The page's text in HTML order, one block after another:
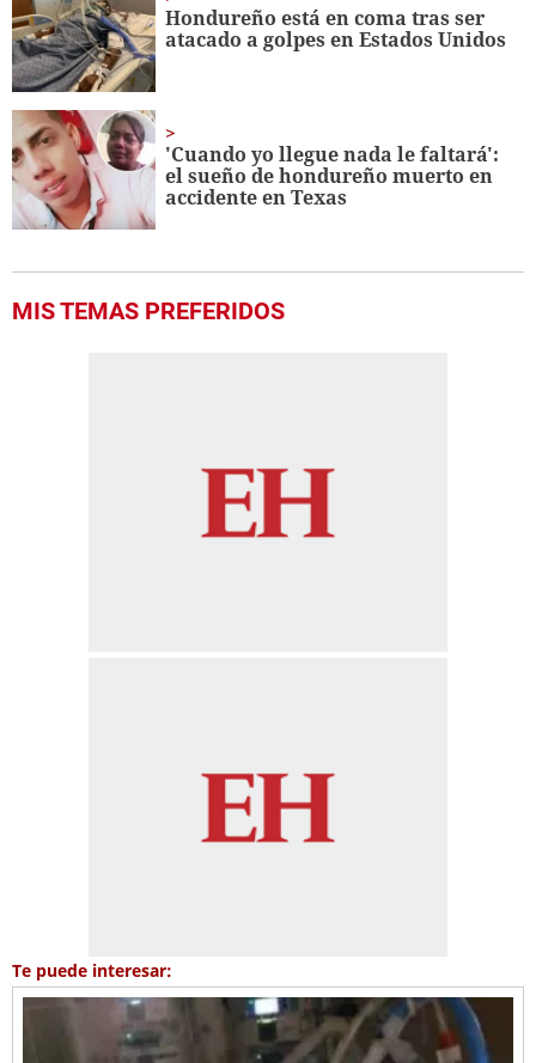
Hondureño está en coma tras ser
atacado a golpes en Estados Unidos
'Cuando yo llegue nada le faltará':
el sueño de hondureño muerto en
accidente en Texas
MIS TEMAS PREFERIDOS
Te puede interesar: